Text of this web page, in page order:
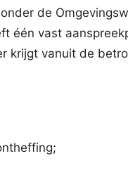
de
één vast
krijgt vanuit de